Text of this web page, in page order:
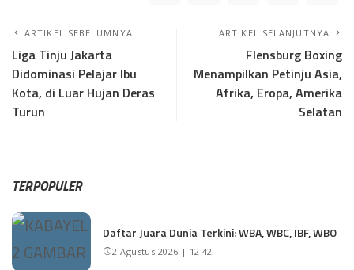
ARTIKEL SEBELUMNYA
Liga Tinju Jakarta
Didominasi Pelajar Ibu
Kota, di Luar Hujan Deras
Turun
ARTIKEL SELANJUTNYA
Flensburg Boxing
Menampilkan Petinju Asia,
Afrika, Eropa, Amerika
Selatan
TERPOPULER
Daftar Juara Dunia Terkini: WBA, WBC, IBF, WBO
2 Agustus 2026 | 12:42